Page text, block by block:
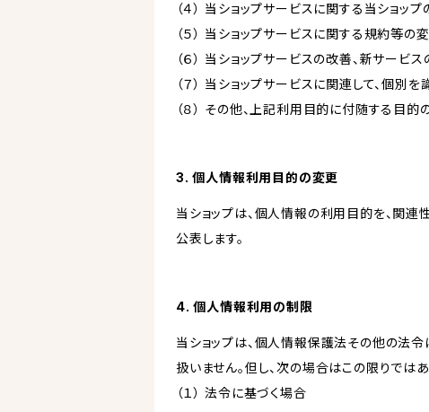
（４） 当ショップサービスに関する当ショッ
（５） 当ショップサービスに関する規約等の
（６） 当ショップサービスの改善、新サービ
（７） 当ショップサービスに関連して、個
（８） その他、上記利用目的に付随する目的
3. 個人情報利用目的の変更
当ショップは、個人情報の利用目的を、関
公表します。
4. 個人情報利用の制限
当ショップは、個人情報保護法その他の法
扱いません。但し、次の場合はこの限りではあ
（１） 法令に基づく場合